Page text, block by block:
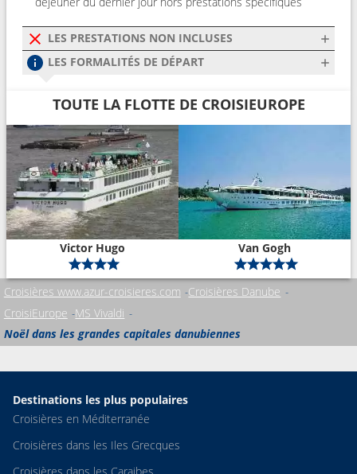
LES PRESTATIONS NON INCLUSES
LES FORMALITÉS DE DÉPART
TOUTE LA FLOTTE DE CROISIEUROPE
Victor Hugo Van Gogh
Croisières www.azur-croisieres.com Croisières Danube
CroisiEurope MS Vivaldi
Noël dans les grandes capitales danubiennes
Destinations les plus populaires
Croisières en Méditerranée
Croisières dans les Iles Grecques